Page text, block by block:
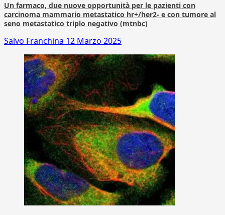
Un farmaco, due nuove opportunità per le pazienti con
carcinoma mammario metastatico hr+/her2- e con tumore al
seno metastatico triplo negativo (mtnbc)
Salvo Franchina 12 Marzo 2025